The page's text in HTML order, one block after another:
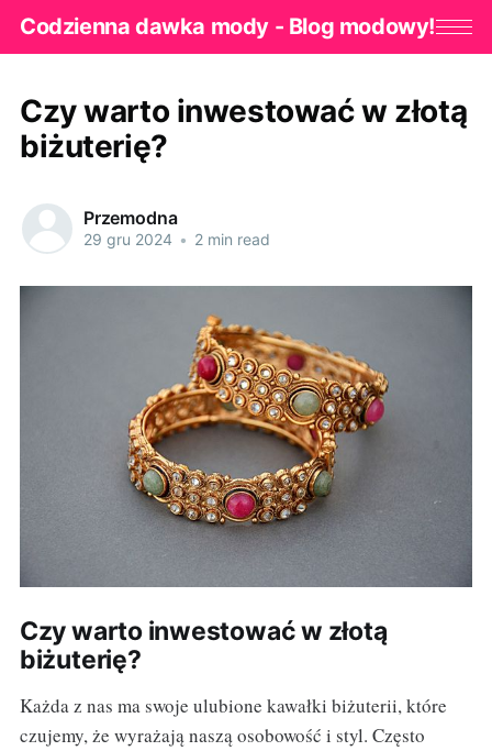
Codzienna dawka mody - Blog modowy!
Czy warto inwestować w złotą
biżuterię?
Przemodna
29 gru 2024 • 2 min read
Czy warto inwestować w złotą
biżuterię?
Każda z nas ma swoje ulubione kawałki biżuterii, które
czujemy, że wyrażają naszą osobowość i styl. Często